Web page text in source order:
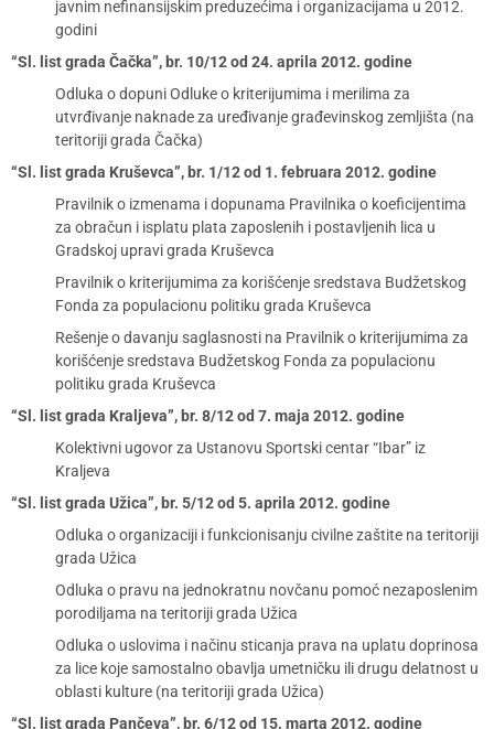
javnim nefinansijskim preduzećima i organizacijama u 2012.
godini
“Sl. list grada Čačka”, br. 10/12 od 24. aprila 2012. godine
Odluka o dopuni Odluke o kriterijumima i merilima za
utvrđivanje naknade za uređivanje građevinskog zemljišta (na
teritoriji grada Čačka)
“Sl. list grada Kruševca”, br. 1/12 od 1. februara 2012. godine
Pravilnik o izmenama i dopunama Pravilnika o koeficijentima
za obračun i isplatu plata zaposlenih i postavljenih lica u
Gradskoj upravi grada Kruševca
Pravilnik o kriterijumima za korišćenje sredstava Budžetskog
Fonda za populacionu politiku grada Kruševca
Rešenje o davanju saglasnosti na Pravilnik o kriterijumima za
korišćenje sredstava Budžetskog Fonda za populacionu
politiku grada Kruševca
“Sl. list grada Kraljeva”, br. 8/12 od 7. maja 2012. godine
Kolektivni ugovor za Ustanovu Sportski centar “Ibar” iz
Kraljeva
“Sl. list grada Užica”, br. 5/12 od 5. aprila 2012. godine
Odluka o organizaciji i funkcionisanju civilne zaštite na teritoriji
grada Užica
Odluka o pravu na jednokratnu novčanu pomoć nezaposlenim
porodiljama na teritoriji grada Užica
Odluka o uslovima i načinu sticanja prava na uplatu doprinosa
za lice koje samostalno obavlja umetničku ili drugu delatnost u
oblasti kulture (na teritoriji grada Užica)
“Sl. list grada Pančeva”, br. 6/12 od 15. marta 2012. godine